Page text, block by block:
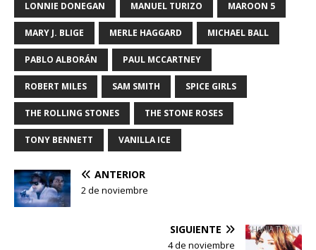
LONNIE DONEGAN MANUEL TURIZO MAROON 5
MARY J. BLIGE MERLE HAGGARD MICHAEL BALL
PABLO ALBORÁN PAUL MCCARTNEY
ROBERT MILES SAM SMITH SPICE GIRLS
THE ROLLING STONES THE STONE ROSES
TONY BENNETT VANILLA ICE
ANTERIOR
2 de noviembre
SIGUIENTE
4 de noviembre